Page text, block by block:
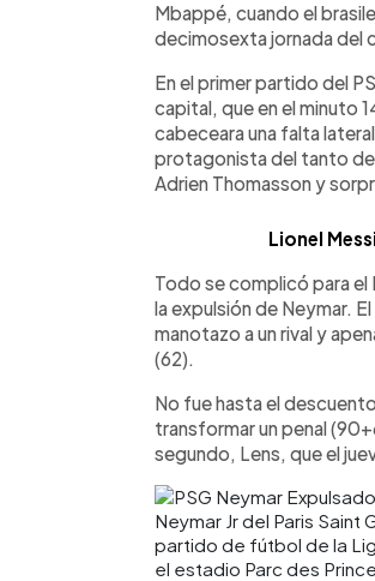
Mbappé, cuando el
decimosexta jornada del
En el primer partido del
capital, que en el minuto
cabeceara una falta
protagonista del tanto
Adrien Thomasson y
Lionel
Todo se complicó para el
la expulsión de Neymar.
manotazo a un rival y
(62).
No fue hasta el
transformar un penal
segundo, Lens, que el
Neymar Jr del Paris
partido de fútbol de la
el estadio Parc des